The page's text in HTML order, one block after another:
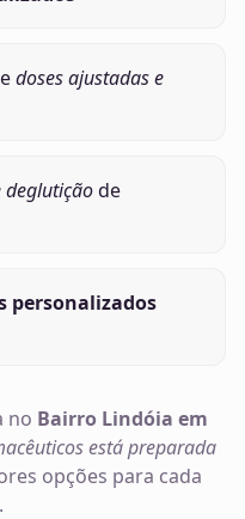
doses ajustadas e
deglutiçãode
personalizados
no Bairro Lindóia em
está preparada
opções para cada